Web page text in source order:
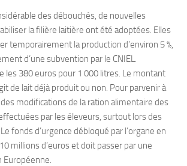
des débouchés, de nouvelles
la filière laitière ont été adoptées. Elles
temporairement la production d’environ 5 %,
d’une subvention par le CNIEL.
les 380 euros pour 1 000 litres. Le montant
de lait déjà produit ou non. Pour parvenir à
modifications de la ration alimentaire des
par les éleveurs, surtout lors des
fonds d’urgence débloqué par l’organe en
millions d’euros et doit passer par une
Européenne.